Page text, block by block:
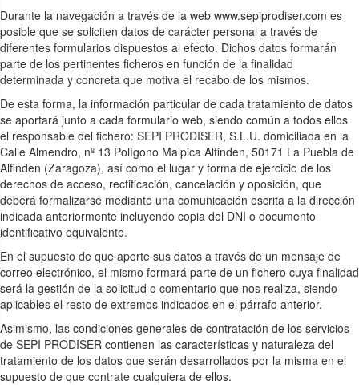
Durante la navegación a través de la web www.sepiprodiser.com es
posible que se soliciten datos de carácter personal a través de
diferentes formularios dispuestos al efecto. Dichos datos formarán
parte de los pertinentes ficheros en función de la finalidad
determinada y concreta que motiva el recabo de los mismos.
De esta forma, la información particular de cada tratamiento de datos
se aportará junto a cada formulario web, siendo común a todos ellos
el responsable del fichero: SEPI PRODISER, S.L.U. domiciliada en la
Calle Almendro, nº 13 Polígono Malpica Alfinden, 50171 La Puebla de
Alfinden (Zaragoza), así como el lugar y forma de ejercicio de los
derechos de acceso, rectificación, cancelación y oposición, que
deberá formalizarse mediante una comunicación escrita a la dirección
indicada anteriormente incluyendo copia del DNI o documento
identificativo equivalente.
En el supuesto de que aporte sus datos a través de un mensaje de
correo electrónico, el mismo formará parte de un fichero cuya finalidad
será la gestión de la solicitud o comentario que nos realiza, siendo
aplicables el resto de extremos indicados en el párrafo anterior.
Asimismo, las condiciones generales de contratación de los servicios
de SEPI PRODISER contienen las características y naturaleza del
tratamiento de los datos que serán desarrollados por la misma en el
supuesto de que contrate cualquiera de ellos.